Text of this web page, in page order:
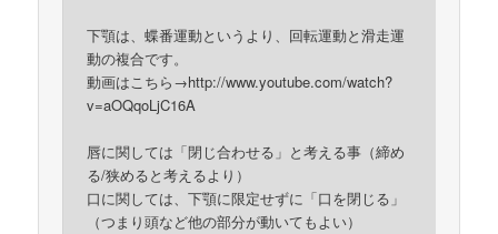
下顎は、蝶番運動というより、回転運動と滑走運
動の複合です。
動画はこちら→http://www.youtube.com/watch?
v=aOQqoLjC16A
唇に関しては「閉じ合わせる」と考える事（締め
る/狭めると考えるより）
口に関しては、下顎に限定せずに「口を閉じる」
（つまり頭など他の部分が動いてもよい）